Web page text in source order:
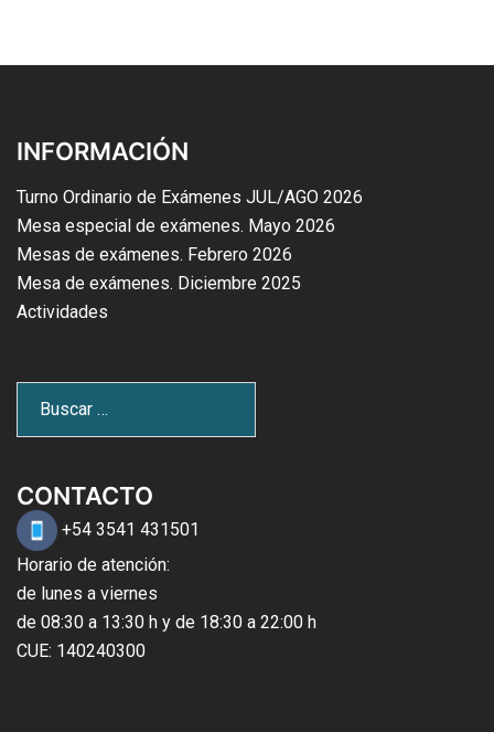
INFORMACIÓN
Turno Ordinario de Exámenes JUL/AGO 2026
Mesa especial de exámenes. Mayo 2026
Mesas de exámenes. Febrero 2026
Mesa de exámenes. Diciembre 2025
Actividades
CONTACTO
+54 3541 431501
Horario de atención:
de lunes a viernes
de 08:30 a 13:30 h y de 18:30 a 22:00 h
CUE: 140240300